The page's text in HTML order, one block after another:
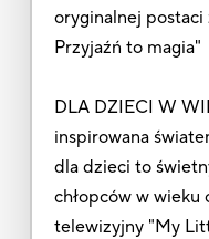
oryginalnej
Przyjaźń to magia"
DLA DZIECI W
inspirowana
dla dzieci to
chłopców w wieku
telewizyjny "My